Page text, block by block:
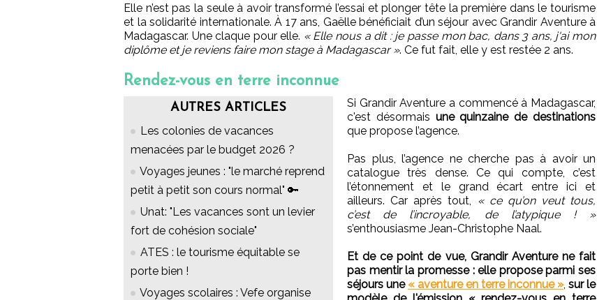
Elle n’est pas la seule à avoir transformé l’essai et plonger tête la première dans le tourisme
et la solidarité internationale. À 17 ans, Gaëlle bénéficiait d’un séjour avec Grandir Aventure à
Madagascar. Une claque pour elle. « Elle nous a dit : je passe mon bac, dans 3 ans, j'ai mon
diplôme et je reviens faire mon stage à Madagascar ». Ce fut fait, elle y est restée 2 ans.
Rendez-vous en terre inconnue
AUTRES ARTICLES
Les colonies de vacances
menacées par le budget 2026 ?
Voyages jeunes : "le marché reprend
petit à petit son cours normal" 🔑
Unat: "Les vacances sont un levier
fort de cohésion sociale"
ATES : le tourisme équitable se
porte bien !
Voyages scolaires : Vefe organise
Si Grandir Aventure a commencé à Madagascar,
c'est désormais une quinzaine de destinations
que propose l’agence.
Pas plus, l’agence ne cherche pas à avoir un
catalogue très dense. Ce qui compte, c’est
l’étonnement et le grand écart entre ici et
ailleurs. Car après tout, « ce qu’on veut tous,
c’est de l’incroyable, de l’atypique ! »
s’enthousiasme Jean-Christophe Naal.
Et de ce point de vue, Grandir Aventure ne fait
pas mentir la promesse : elle propose parmi ses
séjours une « aventure en terre inconnue », sur le